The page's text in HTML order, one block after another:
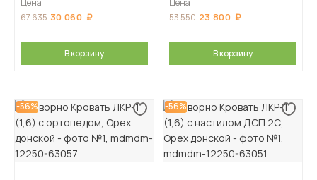
Цена
67 635 30 060
В корзину
Цена
53 550 23 800
В корзину
-56% -56%